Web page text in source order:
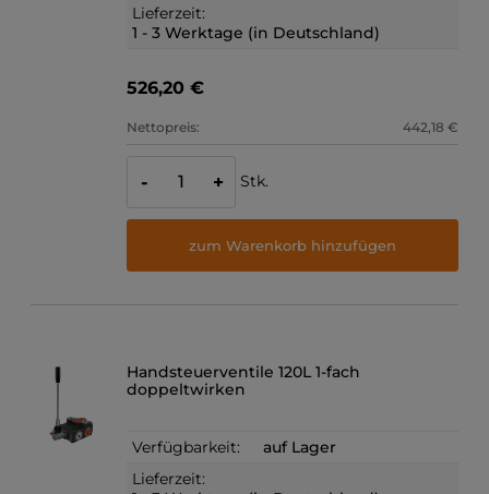
Lieferzeit:
1 - 3 Werktage (in Deutschland)
526,20 €
Nettopreis: 442,18 €
- + Stk.
zum Warenkorb hinzufügen
Handsteuerventile 120L 1-fach
doppeltwirken
Verfügbarkeit:
auf Lager
Lieferzeit: